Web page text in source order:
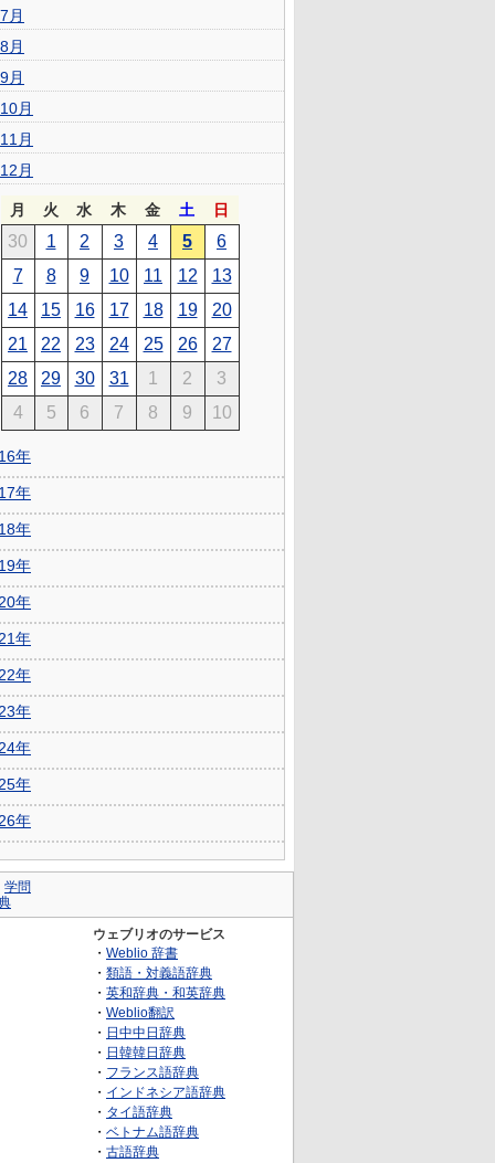
7月
8月
9月
10月
11月
12月
月 火 水 木 金 土 日
30 1 2 3 4 5
6
7
8 9 10 11 12
13
14
15 16 17 18 19
20
21
22 23 24 25 26
27
28
29 30 31 1 2
3
4
5 6 7 8 9 10
年
年
年
年
年
年
年
年
年
年
年
学問
ウェブリオのサービス
・ Weblio 辞書
・ 類語・対義語辞典
・ 英和辞典・和英辞典
・ Weblio翻訳
・ 日中中日辞典
・ 日韓韓日辞典
・ フランス語辞典
・ インドネシア語辞典
・ タイ語辞典
・ ベトナム語辞典
・ 古語辞典